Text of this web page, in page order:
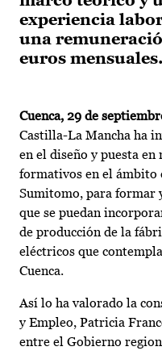
experiencia
una
euros mensuales.
Cuenca, 29 de
Castilla-La Mancha ha
en el diseño y puesta
formativos en el ámbito
Sumitomo, para formar
que se puedan
de producción de la
eléctricos que
Cuenca.
Así lo ha valorado la
y Empleo, Patricia
entre el Gobierno